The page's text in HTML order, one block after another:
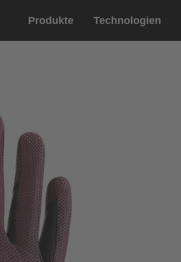
Produkte Technologien
Handumfang messen
aus der Größentabelle
x Umfang